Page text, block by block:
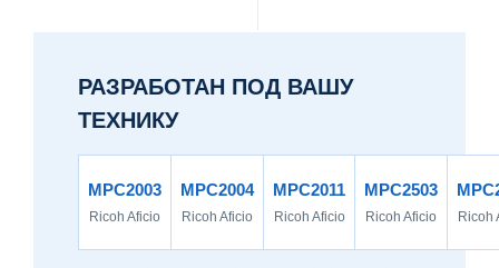
РАЗРАБОТАН ПОД ВАШУ
ТЕХНИКУ
MPC2003
Ricoh Aficio
MPC2004
Ricoh Aficio
MPC2011
Ricoh Aficio
MPC2503
Ricoh Aficio Ricoh